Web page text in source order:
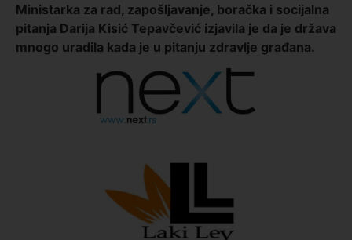
Ministarka za rad, zapošljavanje, boračka i socijalna
pitanja Darija Kisić Tepavčević izjavila je da je država
mnogo uradila kada je u pitanju zdravlje građana.